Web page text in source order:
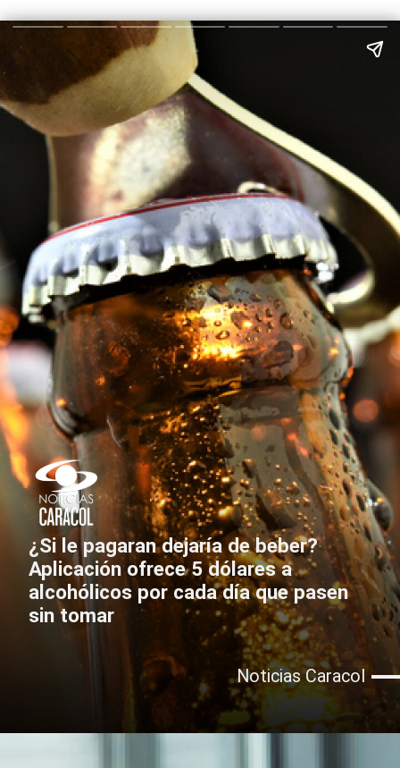
¿Si le pagaran dejaría de beber?
Aplicación ofrece 5 dólares a
alcohólicos por cada día que pasen
sin tomar
Noticias Caracol